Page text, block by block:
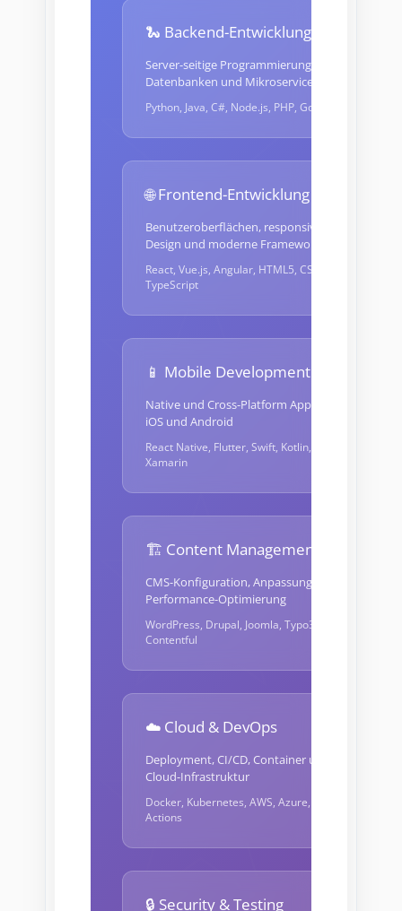
🐍 Backend-Entwicklung
Server-seitige Programmierung, APIs,
Datenbanken und Mikroservices
Python, Java, C#, Node.js, PHP, Go, Rust
🌐 Frontend-Entwicklung
Benutzeroberflächen, responsive
Design und moderne Frameworks
React, Vue.js, Angular, HTML5, CSS3,
TypeScript
📱 Mobile Development
Native und Cross-Platform Apps für
iOS und Android
React Native, Flutter, Swift, Kotlin,
Xamarin
🏗️ Content Management
CMS-Konfiguration, Anpassung und
Performance-Optimierung
WordPress, Drupal, Joomla, Typo3,
Contentful
☁️ Cloud & DevOps
Deployment, CI/CD, Container und
Cloud-Infrastruktur
Docker, Kubernetes, AWS, Azure, GitHub
Actions
🔒 Security & Testing